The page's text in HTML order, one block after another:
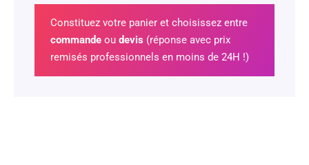
Constituez votre panier et choisissez entre
commandeou devis (réponse avec prix
remisés professionnels en moins de 24H !)